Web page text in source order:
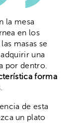
la mesa
en los
masas se
una
por dentro.
forma
de esta
un plato